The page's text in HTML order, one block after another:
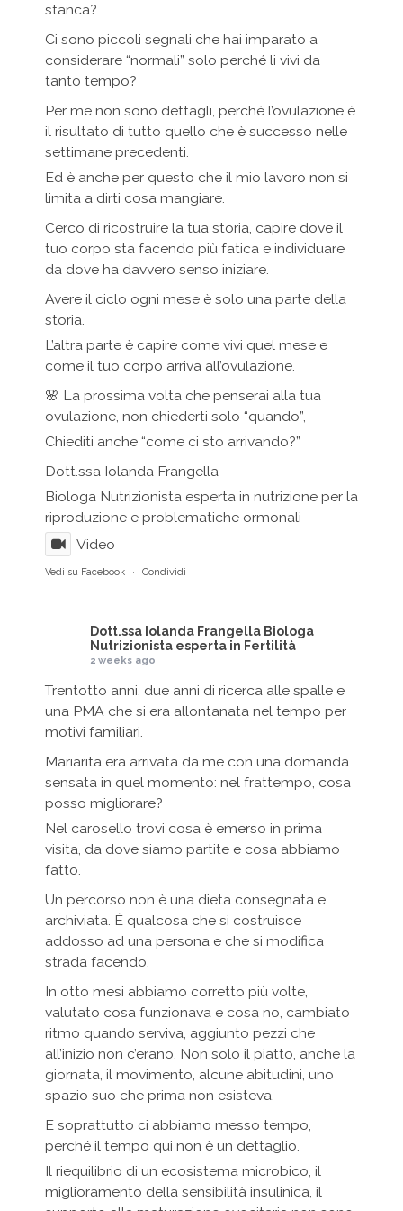
stanca?
Ci sono piccoli segnali che hai imparato a
considerare “normali” solo perché li vivi da
tanto tempo?
Per me non sono dettagli, perché l’ovulazione è
il risultato di tutto quello che è successo nelle
settimane precedenti.
Ed è anche per questo che il mio lavoro non si
limita a dirti cosa mangiare.
Cerco di ricostruire la tua storia, capire dove il
tuo corpo sta facendo più fatica e individuare
da dove ha davvero senso iniziare.
Avere il ciclo ogni mese è solo una parte della
storia.
L’altra parte è capire come vivi quel mese e
come il tuo corpo arriva all’ovulazione.
🌸 La prossima volta che penserai alla tua
ovulazione, non chiederti solo “quando”,
Chiediti anche “come ci sto arrivando?”
Dott.ssa Iolanda Frangella
Biologa Nutrizionista esperta in nutrizione per la
riproduzione e problematiche ormonali
Video
Vedi su Facebook · Condividi
Dott.ssa Iolanda Frangella Biologa
Nutrizionista esperta in Fertilità
2 weeks ago
Trentotto anni, due anni di ricerca alle spalle e
una PMA che si era allontanata nel tempo per
motivi familiari.
Mariarita era arrivata da me con una domanda
sensata in quel momento: nel frattempo, cosa
posso migliorare?
Nel carosello trovi cosa è emerso in prima
visita, da dove siamo partite e cosa abbiamo
fatto.
Un percorso non è una dieta consegnata e
archiviata. È qualcosa che si costruisce
addosso ad una persona e che si modifica
strada facendo.
In otto mesi abbiamo corretto più volte,
valutato cosa funzionava e cosa no, cambiato
ritmo quando serviva, aggiunto pezzi che
all’inizio non c’erano. Non solo il piatto, anche la
giornata, il movimento, alcune abitudini, uno
spazio suo che prima non esisteva.
E soprattutto ci abbiamo messo tempo,
perché il tempo qui non è un dettaglio.
Il riequilibrio di un ecosistema microbico, il
miglioramento della sensibilità insulinica, il